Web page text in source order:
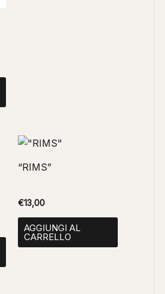
“RIMS”
€13,00
AGGIUNGI AL
CARRELLO